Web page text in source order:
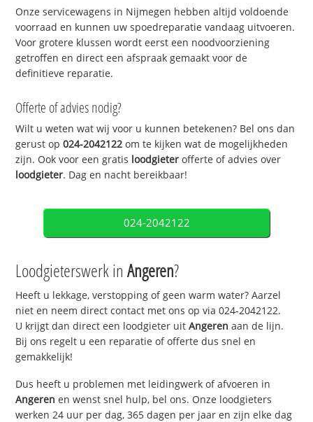
Onze servicewagens in Nijmegen hebben altijd voldoende
voorraad en kunnen uw spoedreparatie vandaag uitvoeren.
Voor grotere klussen wordt eerst een noodvoorziening
getroffen en direct een afspraak gemaakt voor de
definitieve reparatie.
Offerte of advies nodig?
Wilt u weten wat wij voor u kunnen betekenen? Bel ons dan
gerust op024-2042122 om te kijken wat de mogelijkheden
zijn. Ook voor een gratis loodgieter offerte of advies over
loodgieter. Dag en nacht bereikbaar!
024-2042122
Loodgieterswerk inAngeren?
Heeft u lekkage, verstopping of geen warm water? Aarzel
niet en neem direct contact met ons op via 024-2042122.
U krijgt dan direct een loodgieter uitAngeren aan de lijn.
Bij ons regelt u een reparatie of offerte dus snel en
gemakkelijk!
Dus heeft u problemen met leidingwerk of afvoeren in
Angeren en wenst snel hulp, bel ons. Onze loodgieters
werken 24 uur per dag, 365 dagen per jaar en zijn elke dag